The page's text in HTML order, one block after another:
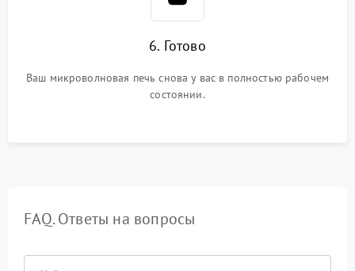
6. Готово
Ваш микроволновая печь снова у вас в полностью рабочем
состоянии.
FAQ. Ответы на вопросы